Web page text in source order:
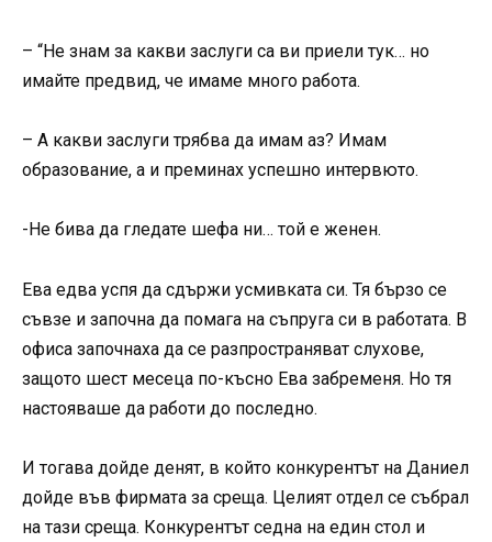
– “Не знам за какви заслуги са ви приели тук… но
имайте предвид, че имаме много работа.
– А какви заслуги трябва да имам аз? Имам
образование, а и преминах успешно интервюто.
-Не бива да гледате шефа ни… той е женен.
Ева едва успя да сдържи усмивката си. Тя бързо се
съвзе и започна да помага на съпруга си в работата. В
офиса започнаха да се разпространяват слухове,
защото шест месеца по-късно Ева забременя. Но тя
настояваше да работи до последно.
И тогава дойде денят, в който конкурентът на Даниел
дойде във фирмата за среща. Целият отдел се събрал
на тази среща. Конкурентът седна на един стол и